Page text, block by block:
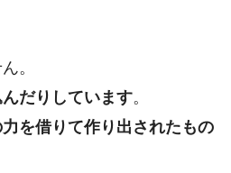
。
だりしています。
を借りて作り出されたもの